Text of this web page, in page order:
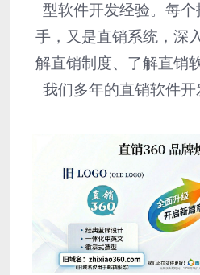
型软件开发经验。每
手，又是直销系统，深
解直销制度、了解直销
我们多年的直销软件开